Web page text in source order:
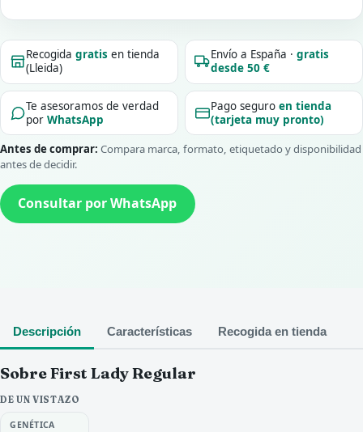
Recogidagratis en tienda
(Lleida)
Envío a España ·gratis
desde 50 €
Te asesoramos de verdad
porWhatsApp
Pago seguroen tienda
(tarjeta muy pronto)
Antes de comprar: Compara marca, formato, etiquetado y disponibilidad
antes de decidir.
Consultar por WhatsApp
Descripción Características Recogida en tienda
Sobre First Lady Regular
DE UN VISTAZO
GENÉTICA